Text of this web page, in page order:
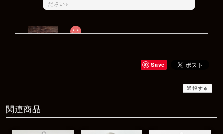
ださい♪
Save
通報する
関連商品